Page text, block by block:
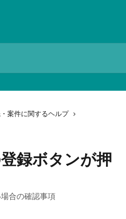
案件に関するヘルプ
録ボタンが押
合の確認事項